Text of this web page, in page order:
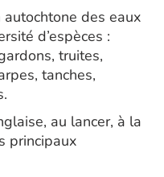
des eaux
d’espèces :
truites,
tanches,
au lancer, à la
principaux